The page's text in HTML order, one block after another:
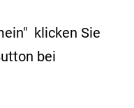
klicken Sie
bei